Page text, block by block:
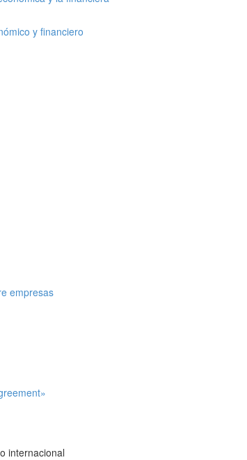
y financiero
empresas
internacional